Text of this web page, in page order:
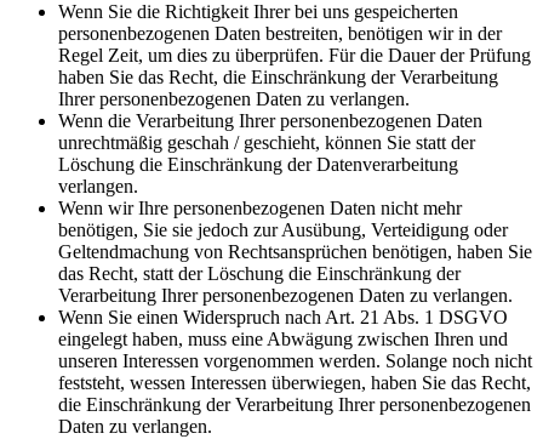
Wenn Sie die Richtigkeit Ihrer bei uns gespeicherten
personenbezogenen Daten bestreiten, benötigen wir in der
Regel Zeit, um dies zu überprüfen. Für die Dauer der Prüfung
haben Sie das Recht, die Einschränkung der Verarbeitung
Ihrer personenbezogenen Daten zu verlangen.
Wenn die Verarbeitung Ihrer personenbezogenen Daten
unrechtmäßig geschah / geschieht, können Sie statt der
Löschung die Einschränkung der Datenverarbeitung
verlangen.
Wenn wir Ihre personenbezogenen Daten nicht mehr
benötigen, Sie sie jedoch zur Ausübung, Verteidigung oder
Geltendmachung von Rechtsansprüchen benötigen, haben Sie
das Recht, statt der Löschung die Einschränkung der
Verarbeitung Ihrer personenbezogenen Daten zu verlangen.
Wenn Sie einen Widerspruch nach Art. 21 Abs. 1 DSGVO
eingelegt haben, muss eine Abwägung zwischen Ihren und
unseren Interessen vorgenommen werden. Solange noch nicht
feststeht, wessen Interessen überwiegen, haben Sie das Recht,
die Einschränkung der Verarbeitung Ihrer personenbezogenen
Daten zu verlangen.